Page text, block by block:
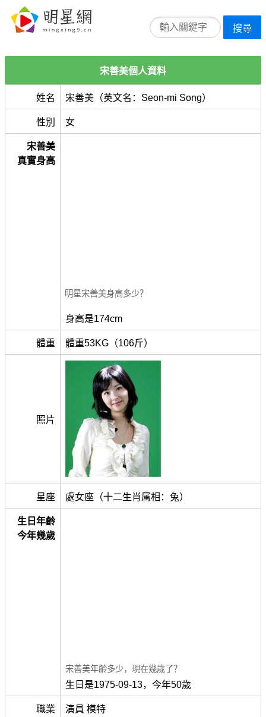
搜尋
宋善美個人資料
姓名 宋善美（英文名：Seon-mi Song）
性別 女
宋善美
真實身高
明星宋善美身高多少？
身高是174cm
體重 體重53KG（106斤）
照片
星座 處女座（十二生肖属相：兔）
生日年齡
今年幾歲
宋善美年齡多少，現在幾歲了？
生日是1975-09-13，今年50歲
職業 演員 模特